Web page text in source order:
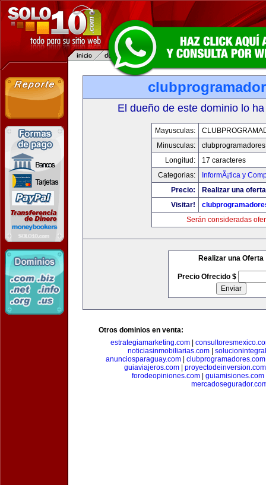
El dueño de este dominio lo
Mayusculas:
Minusculas:
Longitud:
17 caracteres
Categorias:
InformÃ¡tica y
Precio:
Realizar una
Visitar!
Serán consideradas
Realizar una Oferta
Precio Ofrecido $
Otros dominios en venta:
estrategiamarketing.com|
noticiasinmobiliarias.com
anunciosparaguay.com
clubprogramadores.com
guiaviajeros.com| proyectodeinversion.com
forodeopiniones.com
guiamisiones.com